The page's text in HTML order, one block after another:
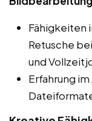
Fähigkeiten
Retusche
und
Erfahrung